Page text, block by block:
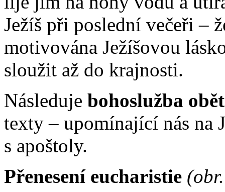
Ježíš při poslední večeři –
motivována Ježíšovou
sloužit až do krajnosti.
Následuje bohoslužba
texty – upomínající nás na
s apoštoly.
Přenesení eucharistie